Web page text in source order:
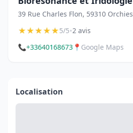
39 Rue Charles Flon, 59310 Orchies
★★★★★5/5•2 avis
📞+33640168673 📍 Google Maps
Localisation